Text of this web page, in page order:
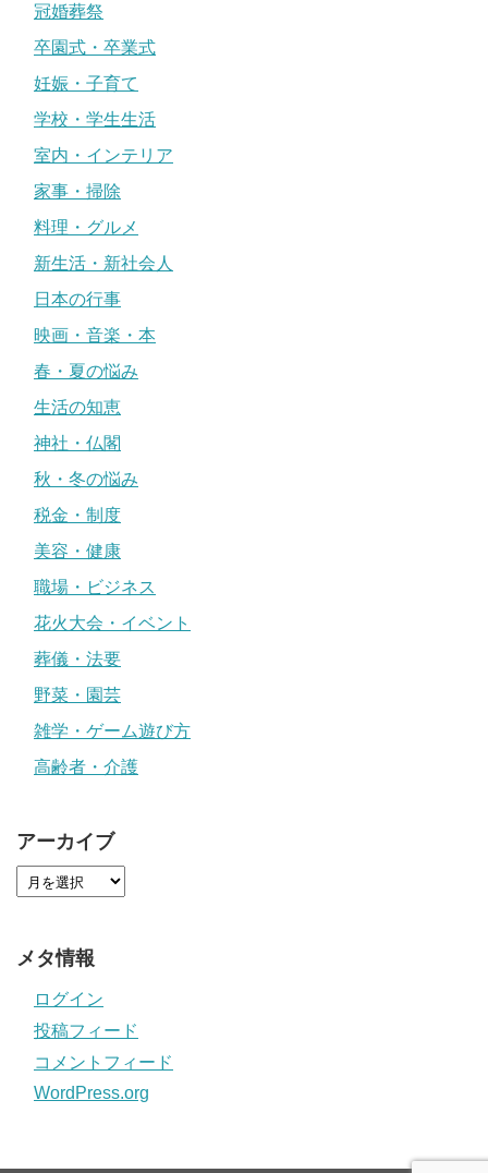
冠婚葬祭
卒園式・卒業式
妊娠・子育て
学校・学生生活
室内・インテリア
家事・掃除
料理・グルメ
新生活・新社会人
日本の行事
映画・音楽・本
春・夏の悩み
生活の知恵
神社・仏閣
秋・冬の悩み
税金・制度
美容・健康
職場・ビジネス
花火大会・イベント
葬儀・法要
野菜・園芸
雑学・ゲーム遊び方
高齢者・介護
アーカイブ
メタ情報
ログイン
投稿フィード
コメントフィード
WordPress.org